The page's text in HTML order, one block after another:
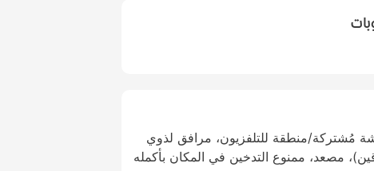
مُشتركة/منطقة للتلفزيون، مرافق لذوي
مصعد، ممنوع التدخين في المكان بأكمله